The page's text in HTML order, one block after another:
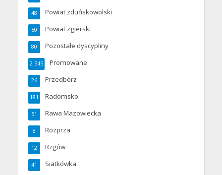
Powiat zduńskowolski
48
Powiat zgierski
50
Pozostałe dyscypliny
80
Promowane
2 545
Przedbórz
26
Radomsko
181
Rawa Mazowiecka
51
Rozprza
8
Rzgów
12
Siatkówka
41